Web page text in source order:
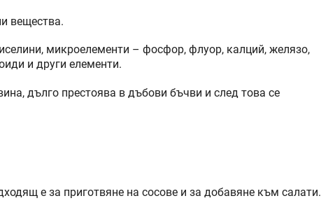
вещества.
микроелементи – фосфор, флуор, калций, желязо,
и други елементи.
дълго престоява в дъбови бъчви и след това се
е за приготвяне на сосове и за добавяне към салати.